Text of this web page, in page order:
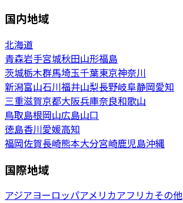
国内地域
北海道
青森岩手宮城秋田山形福島
茨城栃木群馬埼玉千葉東京神奈川
新潟富山石川福井山梨長野岐阜静岡愛知
三重滋賀京都大阪兵庫奈良和歌山
鳥取島根岡山広島山口
徳島香川愛媛高知
福岡佐賀長崎熊本大分宮崎鹿児島沖縄
国際地域
アジアヨーロッパアメリカアフリカその他